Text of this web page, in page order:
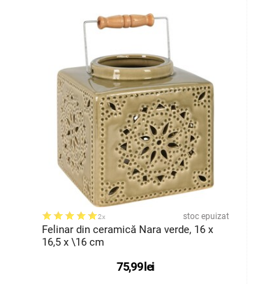
2x stoc epuizat
Felinar din ceramică Nara verde, 16 x
16,5 x \16 cm
75,99lei